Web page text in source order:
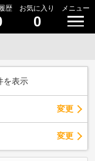
歴 お気に入り
0
メニュー
を表示
変更
変更